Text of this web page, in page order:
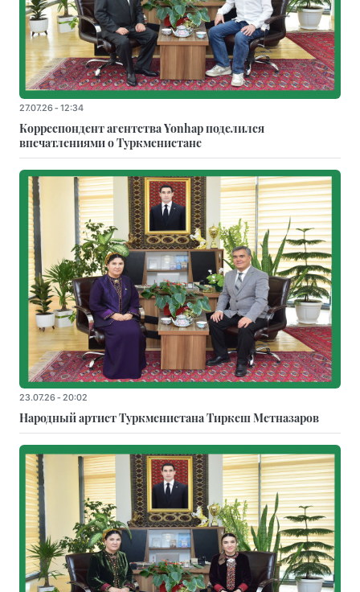
27.07.26 - 12:34
Корреспондент агентства Yonhap поделился
впечатлениями о Туркменистане
23.07.26 - 20:02
Народный артист Туркменистана Тиркеш Мeтназаров